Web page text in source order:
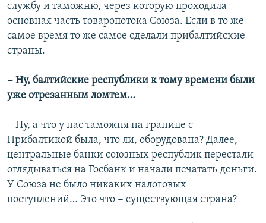
службу и таможню, через которую проходила
основная часть товаропотока Союза. Если в то же
самое время то же самое сделали прибалтийские
страны.
− Ну, балтийские республики к тому времени были
уже отрезанным ломтем…
− Ну, а что у нас таможня на границе с
Прибалтикой была, что ли, оборудована? Далее,
центральные банки союзных республик перестали
оглядываться на Госбанк и начали печатать деньги.
У Союза не было никаких налоговых
поступлений… Это что − существующая страна?